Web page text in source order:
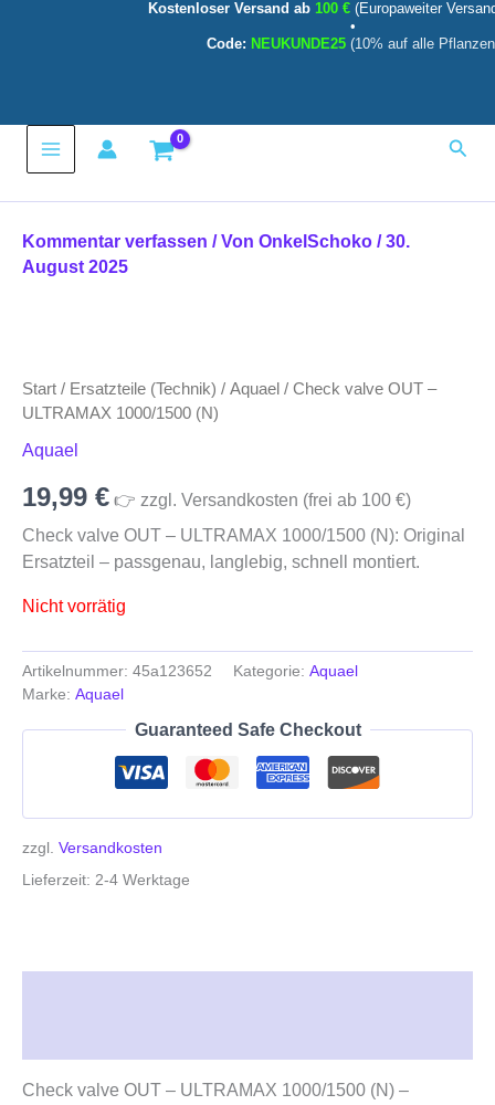
Kostenloser Versand ab 100 € (Europaweiter
•
Code: NEUKUNDE25 (10% auf alle
Main
Kommentar verfassen / Von OnkelSchoko /30.
August 2025
Start / Ersatzteile (Technik) / Aquael / Check valve OUT –
ULTRAMAX 1000/1500 (N)
Aquael
19,99 € 👉 zzgl. Versandkosten (frei ab 100 €)
Check valve OUT – ULTRAMAX 1000/1500 (N): Original
Ersatzteil – passgenau, langlebig, schnell montiert.
Nicht vorrätig
Artikelnummer: 45a123652 Kategorie: Aquael
Marke: Aquael
Guaranteed Safe Checkout
zzgl. Versandkosten
Lieferzeit: 2-4 Werktage
Check valve OUT – ULTRAMAX 1000/1500 (N) –